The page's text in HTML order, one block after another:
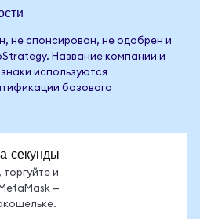
не спонсирован, не одобрен и
Название компании и
используются
базового
секунды
и
—